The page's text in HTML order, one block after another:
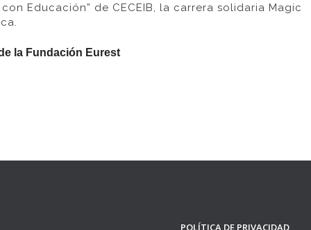
Educación” de CECEIB, la carrera solidaria Magic
la Fundación Eurest
POLÍTICA DE PRIVACIDAD